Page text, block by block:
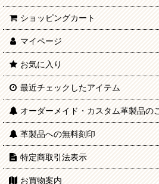
ショッピングカート
マイページ
お気に入り
最近チェックしたアイテム
オーダーメイド・カスタム革製品の
革製品への無料刻印
特定商取引法表示
お買物案内